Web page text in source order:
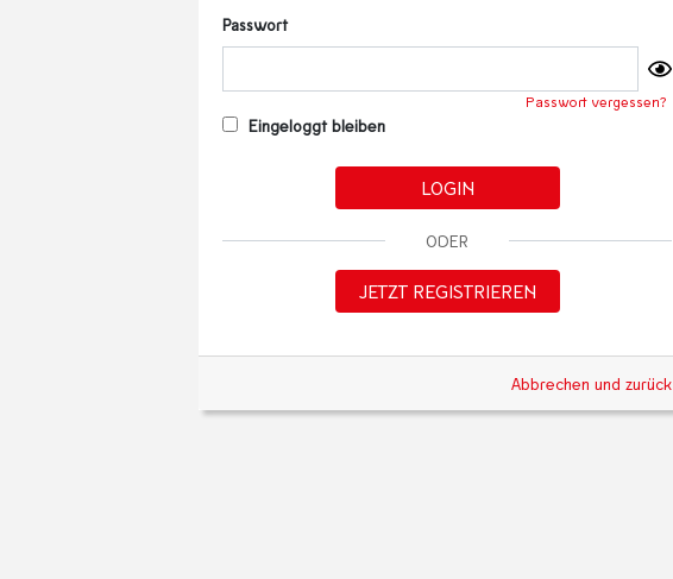
Passwort
Passwort vergessen?
Eingeloggt bleiben
LOGIN
ODER
JETZT REGISTRIEREN
Abbrechen und zurück